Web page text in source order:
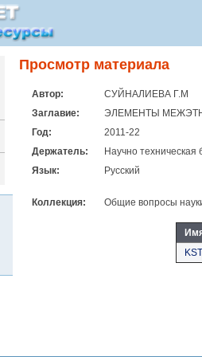
Просмотр материала
Автор:
СУЙНАЛИЕВА Г.М
Заглавие:
ЭЛЕМЕНТЫ
Год:
2011-22
Держатель:
Научно техническая
Язык:
Русский
Коллекция: Общие вопросы